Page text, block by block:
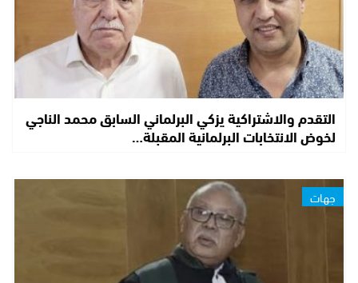
التقدم والاشتراكية يزكي البرلماني السابق محمد الناجي
لخوض الانتخابات البرلمانية المقبلة…
جهات